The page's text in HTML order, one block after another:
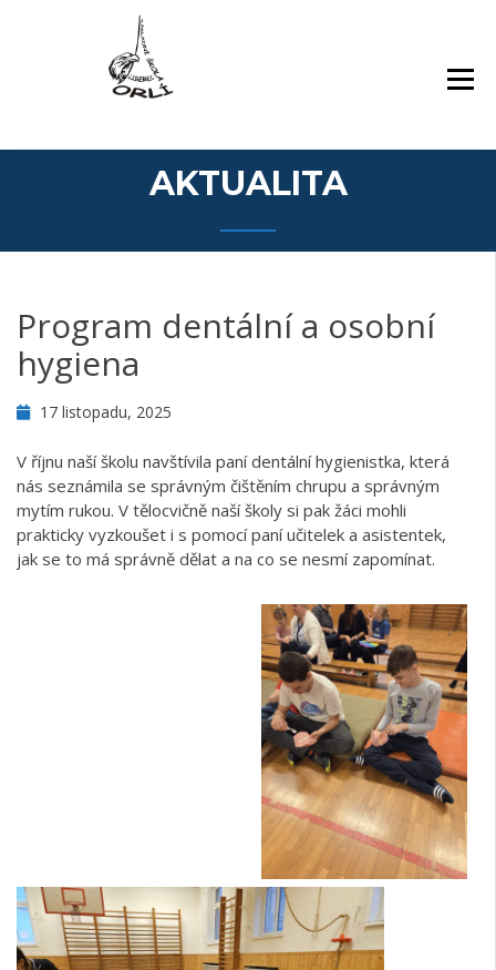
AKTUALITA
Program dentální a osobní
hygiena
17 listopadu, 2025
V říjnu naší školu navštívila paní dentální hygienistka, která
nás seznámila se správným čištěním chrupu a správným
mytím rukou. V tělocvičně naší školy si pak žáci mohli
prakticky vyzkoušet i s pomocí paní učitelek a asistentek,
jak se to má správně dělat a na co se nesmí zapomínat.